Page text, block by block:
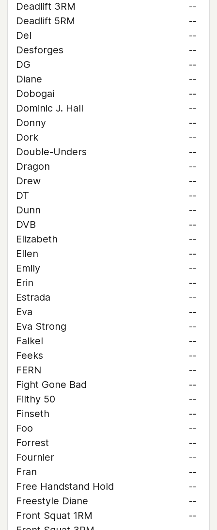
Deadlift 3RM
--
Deadlift 5RM
--
Del
--
Desforges
--
DG
--
Diane
--
Dobogai
--
Dominic J. Hall
--
Donny
--
Dork
--
Double-Unders
--
Dragon
--
Drew
--
DT
--
Dunn
--
DVB
--
Elizabeth
--
Ellen
--
Emily
--
Erin
--
Estrada
--
Eva
--
Eva Strong
--
Falkel
--
Feeks
--
FERN
--
Fight Gone Bad
--
Filthy 50
--
Finseth
--
Foo
--
Forrest
--
Fournier
--
Fran
--
Free Handstand Hold
--
Freestyle Diane
--
Front Squat 1RM
--